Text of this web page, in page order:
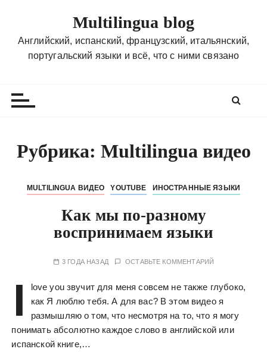
Multilingua blog
Английский, испанский, французский, итальянский,
португальский языки и всё, что с ними связано
Рубрика: Multilingua видео
MULTILINGUA ВИДЕО YOUTUBE ИНОСТРАННЫЕ ЯЗЫКИ
Как мы по-разному
воспринимаем языки
3 ГОДА НАЗАД ОСТАВЬТЕ КОММЕНТАРИЙ
I
love you звучит для меня совсем не также глубоко,
как Я люблю тебя. А для вас? В этом видео я
размышляю о том, что несмотря на то, что я могу
понимать абсолютно каждое слово в английской или
испанской книге,…